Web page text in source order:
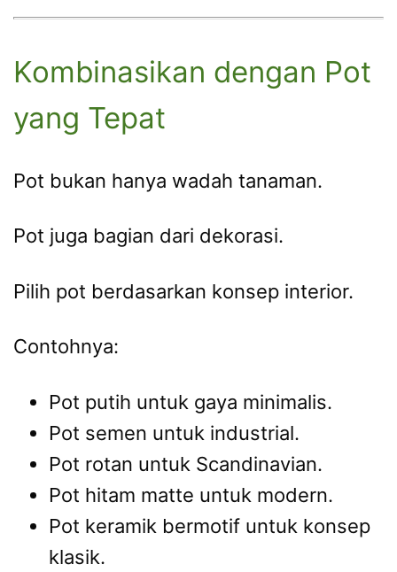
Kombinasikan dengan Pot
yang Tepat
Pot bukan hanya wadah tanaman.
Pot juga bagian dari dekorasi.
Pilih pot berdasarkan konsep interior.
Contohnya:
Pot putih untuk gaya minimalis.
Pot semen untuk industrial.
Pot rotan untuk Scandinavian.
Pot hitam matte untuk modern.
Pot keramik bermotif untuk konsep
klasik.